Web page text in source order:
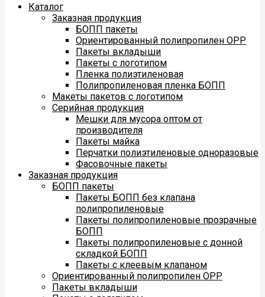
Каталог
Заказная продукция
БОПП пакеты
Ориентированный полипропилен ОРР
Пакеты вкладыши
Пакеты с логотипом
Пленка полиэтиленовая
Полипропиленовая пленка БОПП
Макеты пакетов с логотипом
Серийная продукция
Мешки для мусора оптом от
производителя
Пакеты майка
Перчатки полиэтиленовые одноразовые
Фасовочные пакеты
Заказная продукция
БОПП пакеты
Пакеты БОПП без клапана
полипропиленовые
Пакеты полипропиленовые прозрачные
БОПП
Пакеты полипропиленовые с донной
складкой БОПП
Пакеты с клеевым клапаном
Ориентированный полипропилен ОРР
Пакеты вкладыши